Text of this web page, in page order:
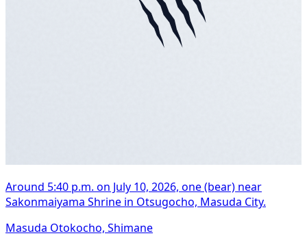
Around 5:40 p.m. on July 10, 2026, one (bear) near
Sakonmaiyama Shrine in Otsugocho, Masuda City.
Masuda Otokocho, Shimane